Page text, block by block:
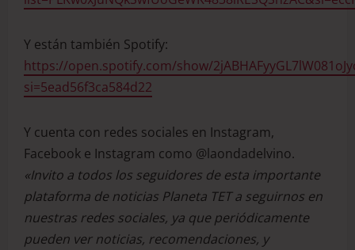
Y están también Spotify:
https://open.spotify.com/show/
si=5ead56f3ca584d22
Y cuenta con redes sociales en Instagram,
Facebook e Instagram como @laondadelvino.
«Invito a todos los seguidores de esta importante
plataforma de noticias Planeta TET a seguirnos en
nuestras redes sociales, ya que periódicamente
pueden ver noticias, recomendaciones, y